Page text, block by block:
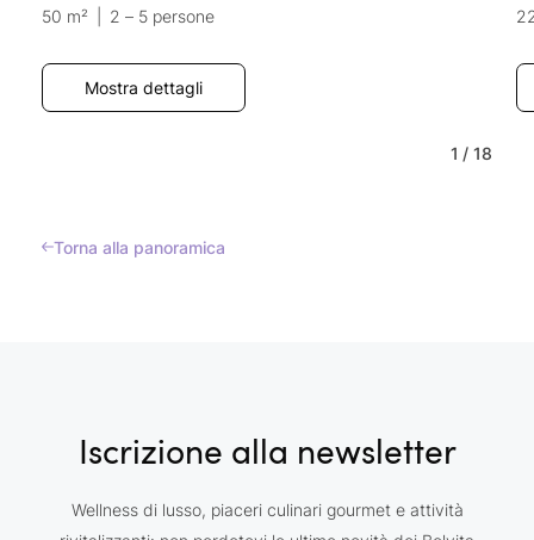
50 m² 2 – 5 persone
Mostra dettagli
1 / 18
Torna alla panoramica
Iscrizione alla newsletter
Wellness di lusso, piaceri culinari gourmet e attività